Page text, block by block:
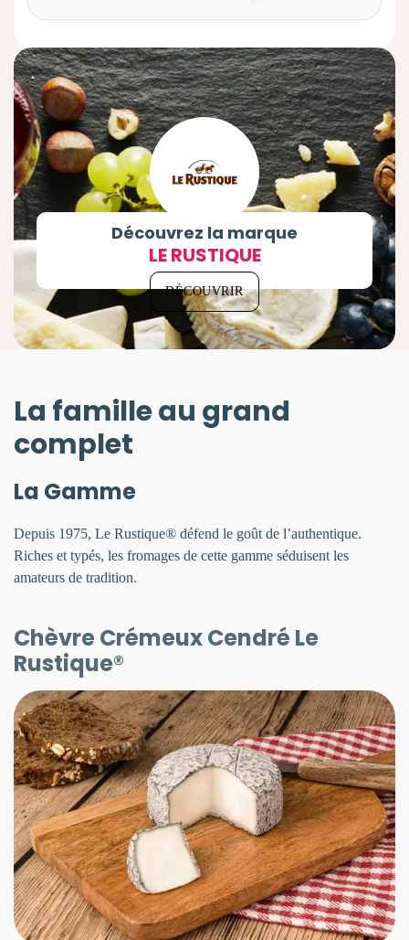
Découvrez la marque
LE RUSTIQUE
DÉCOUVRIR
La famille au grand
complet
La Gamme
Depuis 1975, Le Rustique® défend le goût de l’authentique.
Riches et typés, les fromages de cette gamme séduisent les
amateurs de tradition.
Chèvre Crémeux Cendré Le
Rustique®